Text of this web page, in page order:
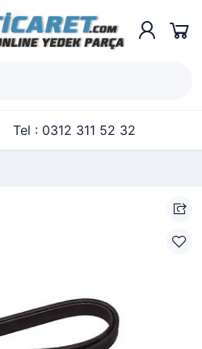
Tel : 0312 311 52 32